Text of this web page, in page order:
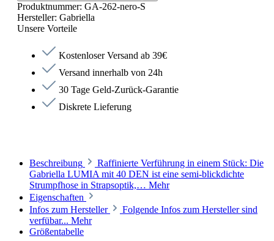
Produktnummer: GA-262-nero-S
Hersteller: Gabriella
Unsere Vorteile
Kostenloser Versand ab 39€
Versand innerhalb von 24h
30 Tage Geld-Zurück-Garantie
Diskrete Lieferung
Beschreibung
Raffinierte Verführung in einem Stück: Die
Gabriella LUMIA mit 40 DEN ist eine semi-blickdichte
Strumpfhose in Strapsoptik,… Mehr
Eigenschaften
Infos zum Hersteller
Folgende Infos zum Hersteller sind
verfübar... Mehr
Größentabelle